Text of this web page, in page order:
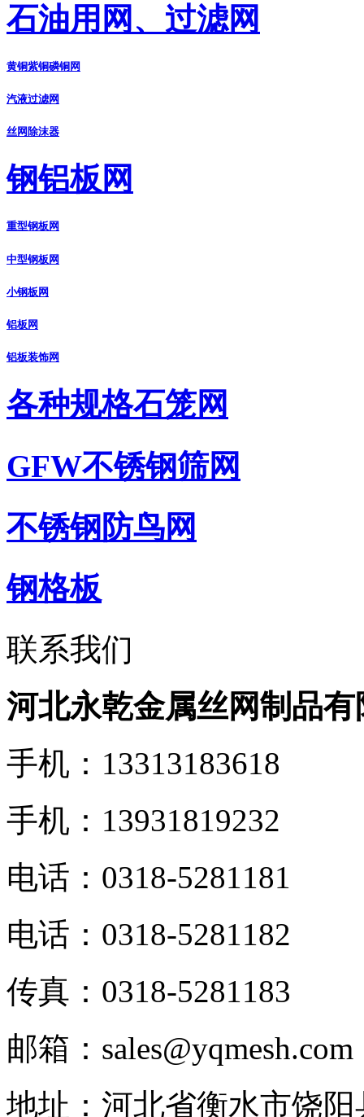
石油用网、过滤网
黄铜紫铜磷铜网
汽液过滤网
丝网除沫器
钢铝板网
重型钢板网
中型钢板网
小钢板网
铝板网
铝板装饰网
各种规格石笼网
GFW不锈钢筛网
不锈钢防鸟网
钢格板
联系我们
河北永乾金属丝网制品有
手机：13313183618
手机：13931819232
电话：0318-5281181
电话：0318-5281182
传真：0318-5281183
邮箱：sales@yqmesh.com
地址：河北省衡水市饶